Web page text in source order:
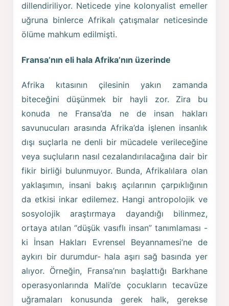
dillendiriliyor. Neticede yine kolonyalist emeller
uğruna binlerce Afrikalı çatışmalar neticesinde
ölüme mahkum edilmişti.
Fransa’nın eli hala Afrika’nın üzerinde
Afrika kıtasının çilesinin yakın zamanda
biteceğini düşünmek bir hayli zor. Zira bu
konuda ne Fransa’da ne de insan hakları
savunucuları arasında Afrika’da işlenen insanlık
dışı suçlarla ne denli bir mücadele verileceğine
veya suçluların nasıl cezalandırılacağına dair bir
fikir birliği bulunmuyor. Bunda, Afrikalılara olan
yaklaşımın, insani bakış açılarının çarpıklığının
da etkisi inkar edilemez. Hangi antropolojik ve
sosyolojik araştırmaya dayandığı bilinmez,
ortaya atılan “düşük vasıflı insan” tanımlaması -
ki İnsan Hakları Evrensel Beyannamesi’ne de
aykırı bir durumdur- hala aşırı sağ basında yer
alıyor. Örneğin, Fransa’nın başlattığı Barkhane
operasyonlarında Mali’de çocukların tecavüze
uğramaları konusunda gerek halk, gerekse